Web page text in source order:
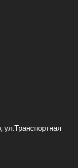
ул.Транспортная